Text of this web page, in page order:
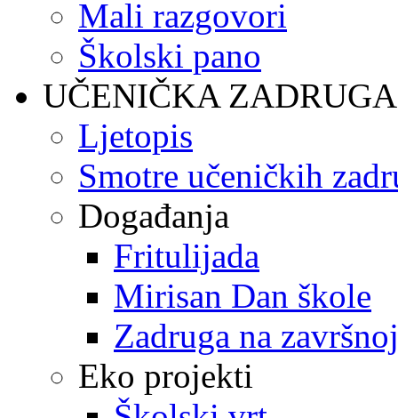
Mali razgovori
Školski pano
UČENIČKA ZADRUGA
Ljetopis
Smotre učeničkih
Događanja
Fritulijada
Mirisan Dan škole
Zadruga na
Eko projekti